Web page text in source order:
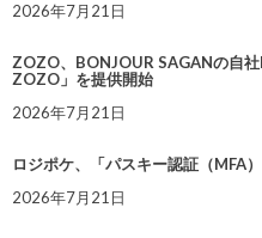
2026年7月21日
ZOZO、BONJOUR SAGANの自
ZOZO」を提供開始
2026年7月21日
ロジポケ、「パスキー認証（MFA
2026年7月21日